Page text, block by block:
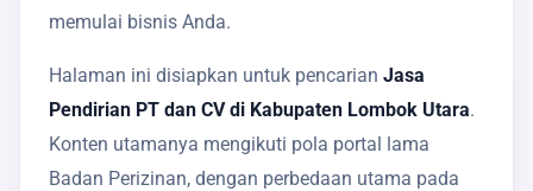
memulai bisnis Anda.
Halaman ini disiapkan untuk pencarian Jasa
Pendirian PT dan CV di Kabupaten Lombok Utara.
Konten utamanya mengikuti pola portal lama
Badan Perizinan, dengan perbedaan utama pada